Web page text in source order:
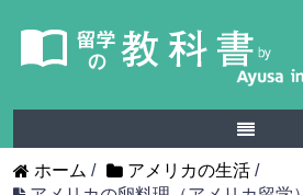
ホーム / アメリカの生活 /